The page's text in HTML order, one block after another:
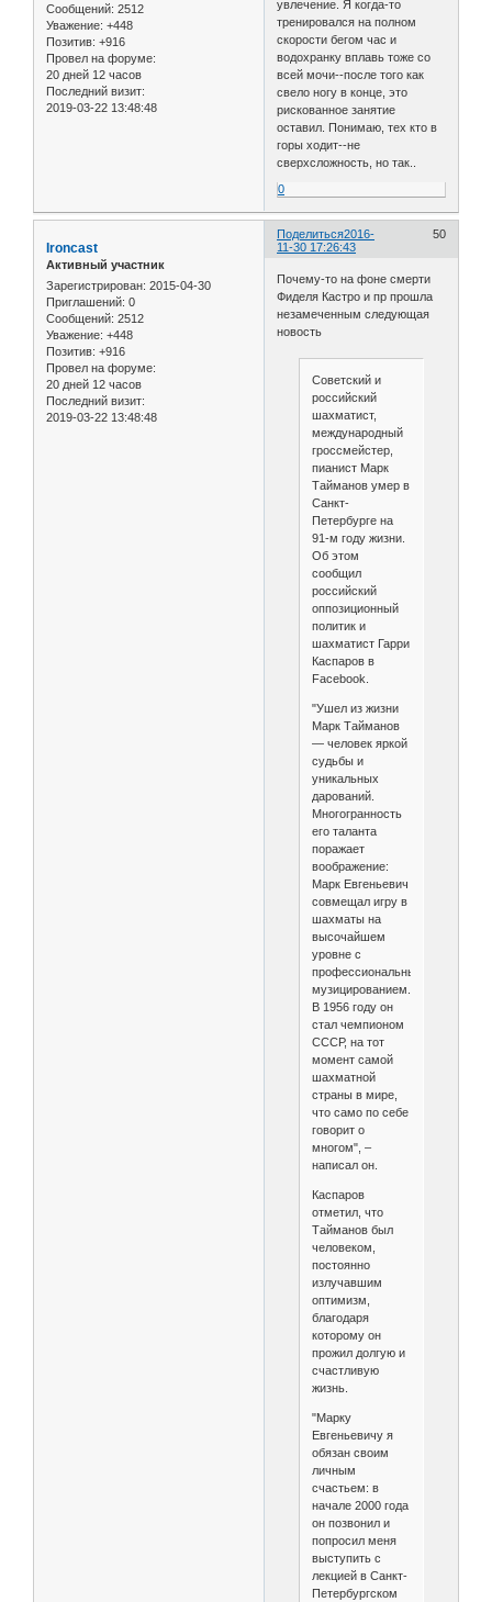
Сообщений: 2512
Уважение: +448
Позитив: +916
Провел на форуме:
20 дней 12 часов
Последний визит:
2019-03-22 13:48:48
увлечение. Я когда-то
тренировался на полном
скорости бегом час и
водохранку вплавь тоже со
всей мочи--после того как
свело ногу в конце, это
рискованное занятие
оставил. Понимаю, тех кто в
горы ходит--не
сверхсложность, но так..
0
Поделиться 50
2016-
11-30 17:26:43
Ironcast
Активный участник
Зарегистрирован: 2015-04-30
Приглашений: 0
Сообщений: 2512
Уважение: +448
Позитив: +916
Провел на форуме:
20 дней 12 часов
Последний визит:
2019-03-22 13:48:48
Почему-то на фоне смерти
Фиделя Кастро и пр прошла
незамеченным следующая
новость
Советский и
российский
шахматист,
международный
гроссмейстер,
пианист Марк
Тайманов умер в
Санкт-
Петербурге на
91-м году жизни.
Об этом
сообщил
российский
оппозиционный
политик и
шахматист Гарри
Каспаров в
Facebook.
"Ушел из жизни
Марк Тайманов
— человек яркой
судьбы и
уникальных
дарований.
Многогранность
его таланта
поражает
воображение:
Марк Евгеньевич
совмещал игру в
шахматы на
высочайшем
уровне с
профессиональным
музицированием.
В 1956 году он
стал чемпионом
СССР, на тот
момент самой
шахматной
страны в мире,
что само по себе
говорит о
многом", –
написал он.
Каспаров
отметил, что
Тайманов был
человеком,
постоянно
излучавшим
оптимизм,
благодаря
которому он
прожил долгую и
счастливую
жизнь.
"Марку
Евгеньевичу я
обязан своим
личным
счастьем: в
начале 2000 года
он позвонил и
попросил меня
выступить c
лекцией в Санкт-
Петербургском